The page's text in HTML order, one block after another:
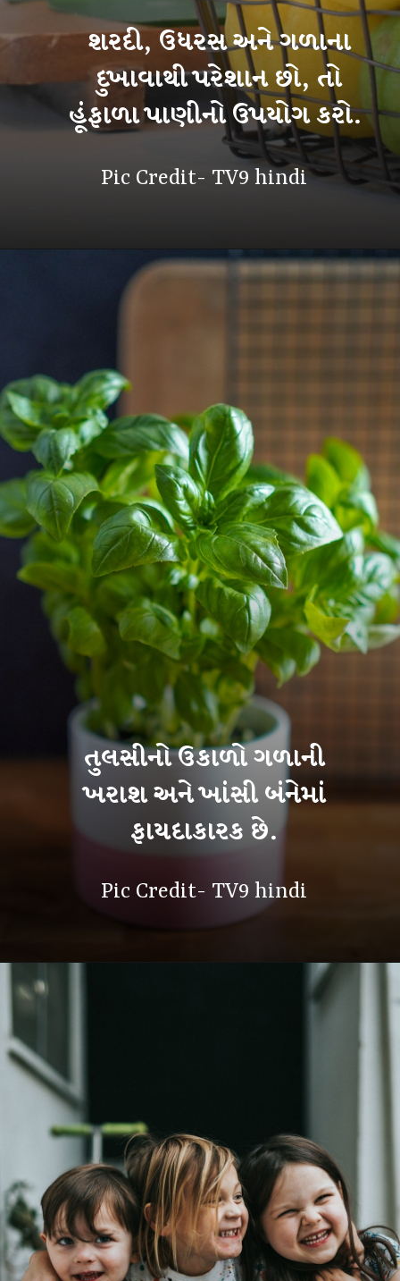
શરદી, ઉધરસ અને ગળાના
દુખાવાથી પરેશાન છો, તો
હૂંફાળા પાણીનો ઉપયોગ કરો.
Pic Credit- TV9 hindi
તુલસીનો ઉકાળો ગળાની
ખરાશ અને ખાંસી બંનેમાં
ફાયદાકારક છે.
Pic Credit- TV9 hindi